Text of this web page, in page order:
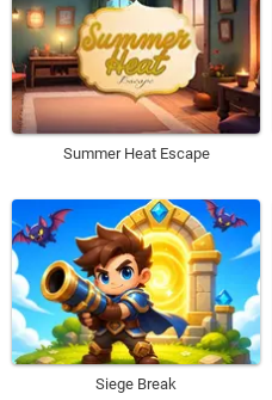
Summer Heat Escape
Siege Break